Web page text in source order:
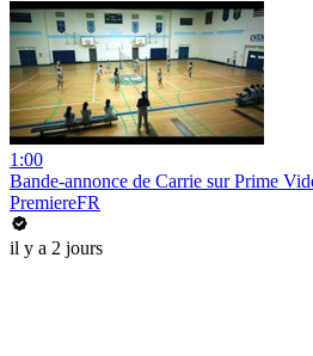
1:00
Bande-annonce de Carrie sur Prime
PremiereFR
il y a 2 jours